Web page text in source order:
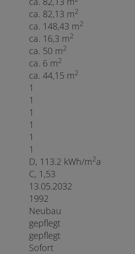
ca. 82,13 m2
ca. 148,43 m2
ca. 16,3 m2
ca. 50 m2
ca. 6 m2
ca. 44,15 m2
1
1
1
1
1
1
D, 113.2 kWh/m2a
C, 1,53
13.05.2032
1992
Neubau
gepflegt
gepflegt
Sofort